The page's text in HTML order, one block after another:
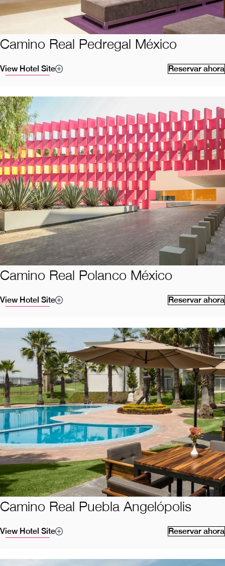
Camino Real Pedregal México
Reservar ahora
View Hotel Site
Camino Real Polanco México
Reservar ahora
View Hotel Site
Camino Real Puebla Angelópolis
Reservar ahora
View Hotel Site